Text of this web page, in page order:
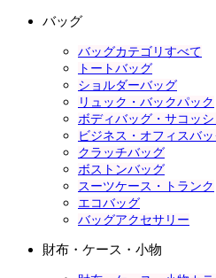
バッグ
バッグカテゴリすべて
トートバッグ
ショルダーバッグ
リュック・バックパック
ボディバッグ・サコッシ
ビジネス・オフィスバ
クラッチバッグ
ボストンバッグ
スーツケース・トランク
エコバッグ
バッグアクセサリー
財布・ケース・小物